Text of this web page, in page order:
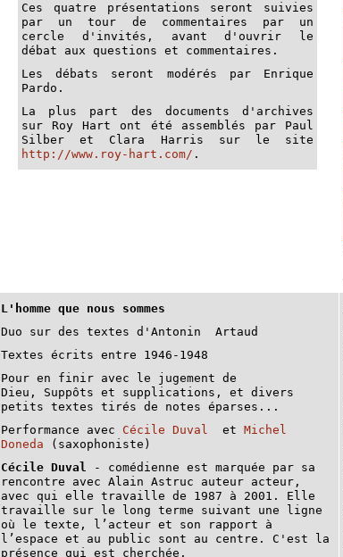
Ces quatre présentations seront suivies
par un tour de commentaires par un
cercle d'invités, avant d'ouvrir le
débat aux questions et commentaires.
Les débats seront modérés par Enrique
Pardo.
La plus part des documents d'archives
sur Roy Hart ont été assemblés par Paul
Silber et Clara Harris sur le site
http://www.roy-hart.com/ .
L'homme que nous sommes
Duo sur des textes d'Antonin Artaud
Textes écrits entre 1946-1948
Pour en finir avec le jugement de
Dieu, Suppôts et supplications, et divers
petits textes tirés de notes éparses...
Performance avec
Cécile Duval et Michel
Doneda (saxophoniste)
Cécile Duval
- comédienne est marquée par sa
rencontre avec Alain Astruc auteur acteur,
avec qui elle travaille de 1987 à 2001. Elle
travaille sur le long terme suivant une ligne
où le texte, l’acteur et son rapport à
l’espace et au public sont au centre. C'est la
présence qui est cherchée.